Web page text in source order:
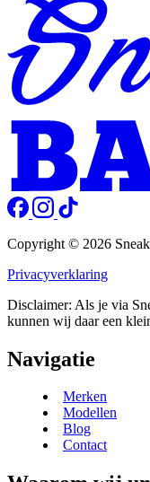
Copyright © 2026
Privacyverklaring
Disclaimer: Als je via
kunnen wij daar een
Navigatie
Merken
Modellen
Blog
Contact